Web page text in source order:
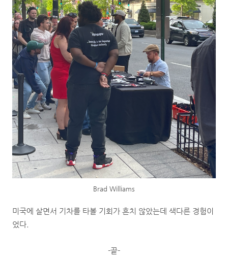
Brad Williams
미국에 살면서 기차를 타볼 기회가 흔치 않았는데 색다른 경험이
었다.
-끝-